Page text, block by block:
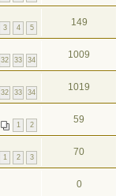
3 4 5 149
32 33 34 1009
32 33 34 1019
1 2 59
1 2 3 70
0